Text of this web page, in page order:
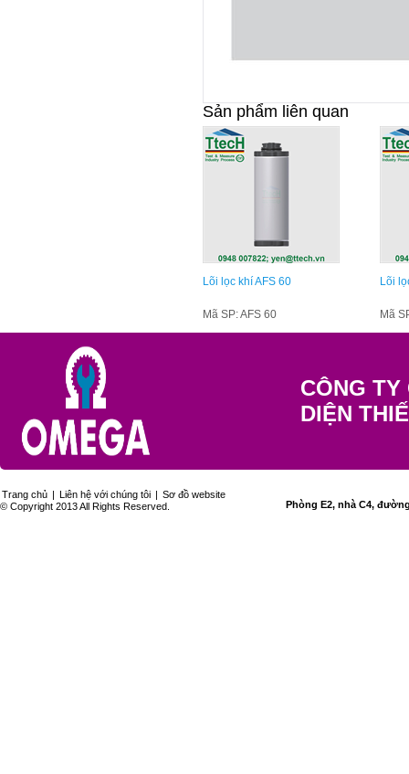
Sản phẩm liên quan
Lõi lọc khí AFS 60
Mã SP: AFS 60
Lõi
Mã
CÔNG
DIỆN
Trang chủ | Liên hệ với chúng tôi | Sơ đồ website
© Copyright 2013 All Rights Reserved.
Phòng E2, nhà C4,